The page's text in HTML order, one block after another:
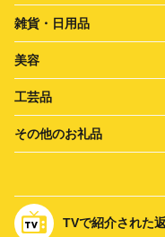
雑貨・日用品
美容
工芸品
その他のお礼品
TVで紹介された